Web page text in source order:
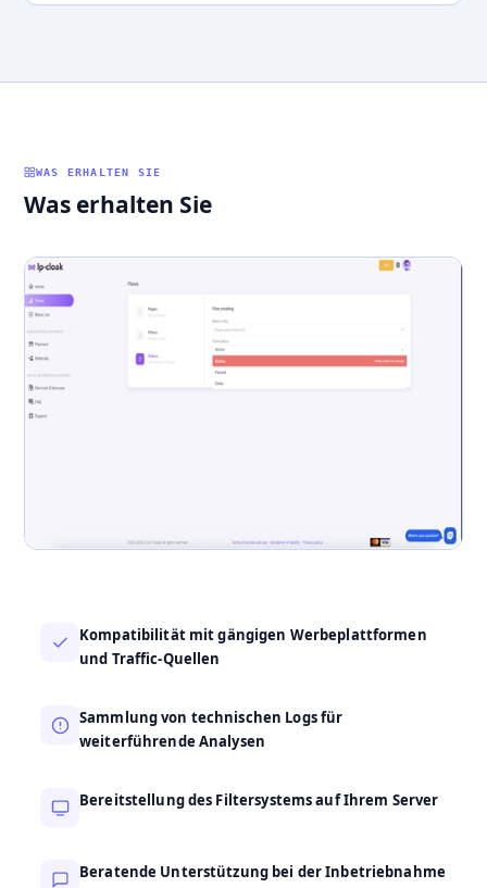
WAS ERHALTEN SIE
Was erhalten Sie
Kompatibilität mit gängigen Werbeplattformen
und Traffic-Quellen
Sammlung von technischen Logs für
weiterführende Analysen
Bereitstellung des Filtersystems auf Ihrem Server
Beratende Unterstützung bei der Inbetriebnahme